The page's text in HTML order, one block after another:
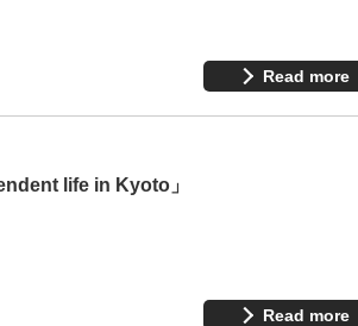
Read more
life in Kyoto」
Read more